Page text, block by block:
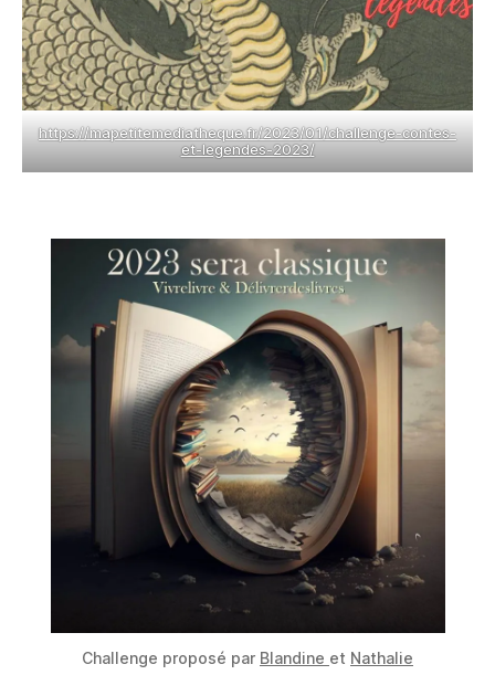
https://mapetitemediatheque.fr/2023/01/challenge-contes-
et-legendes-2023/
Challenge proposé par Blandine et Nathalie